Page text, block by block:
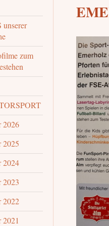
zum
2026
2025
2024
2023
2022